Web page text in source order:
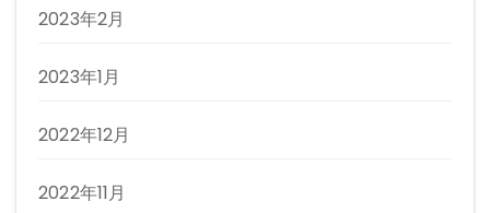
2023年2月
2023年1月
2022年12月
2022年11月